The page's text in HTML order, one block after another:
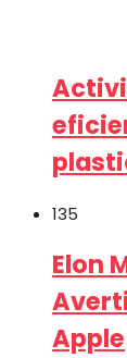
135
Elon
Apple